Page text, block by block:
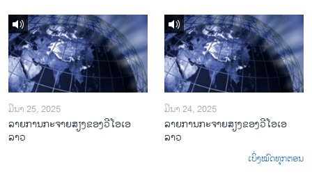
ມີນາ 25, 2025
ລາຍການກະຈາຍສຽງຂອງວີໂອເອ
ລາວ
ມີນາ 24, 2025
ລາຍການກະຈາຍສຽງຂອງວີໂອເອ
ລາວ
ເບິ່ງໝົດທຸກຕອນ